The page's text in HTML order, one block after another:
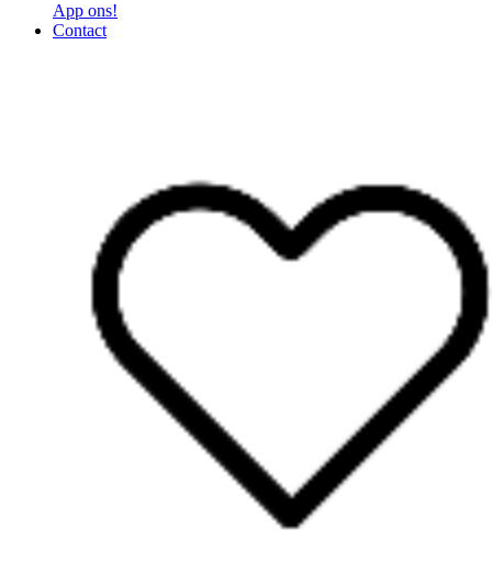
App ons!
Contact